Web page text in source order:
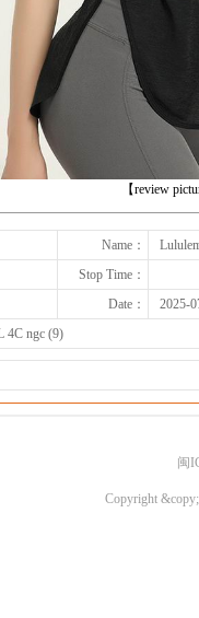
【review
下一张
Name：
Stop Time：
Date：
2025-
4C ngc (9)
闽
Copyright